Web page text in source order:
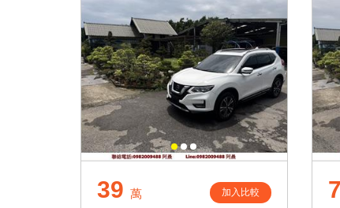
39 萬 加入比較